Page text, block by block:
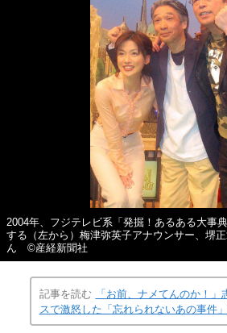
2004年、フジテレビ系「発掘！あるある大事
する（左から）梅津弥英子アナウンサー、堺
ん ©産経新聞社
記事を読む
「お前、ナメてんのか！
スで激怒した「忘れられないあの事件